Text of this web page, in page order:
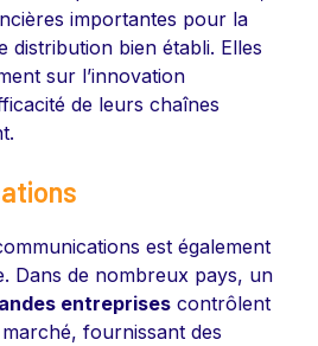
importantes pour la
distribution bien établi. Elles
sur l’innovation
de leurs chaînes
est également
Dans de nombreux pays, un
entreprises contrôlent
fournissant des